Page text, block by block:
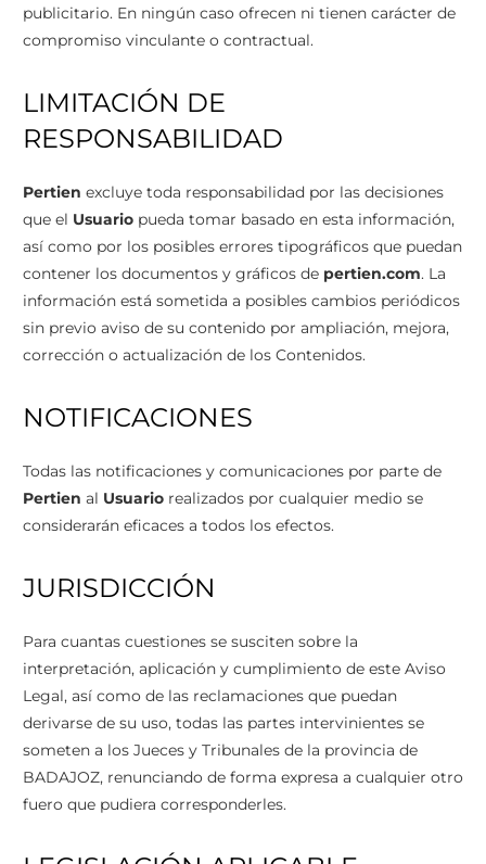
publicitario. En ningún caso ofrecen ni tienen carácter de
compromiso vinculante o contractual.
LIMITACIÓN DE
RESPONSABILIDAD
Pertien excluye toda responsabilidad por las decisiones
que el Usuario pueda tomar basado en esta información,
así como por los posibles errores tipográficos que puedan
contener los documentos y gráficos de pertien.com. La
información está sometida a posibles cambios periódicos
sin previo aviso de su contenido por ampliación, mejora,
corrección o actualización de los Contenidos.
NOTIFICACIONES
Todas las notificaciones y comunicaciones por parte de
Pertien al Usuario realizados por cualquier medio se
considerarán eficaces a todos los efectos.
JURISDICCIÓN
Para cuantas cuestiones se susciten sobre la
interpretación, aplicación y cumplimiento de este Aviso
Legal, así como de las reclamaciones que puedan
derivarse de su uso, todas las partes intervinientes se
someten a los Jueces y Tribunales de la provincia de
BADAJOZ, renunciando de forma expresa a cualquier otro
fuero que pudiera corresponderles.